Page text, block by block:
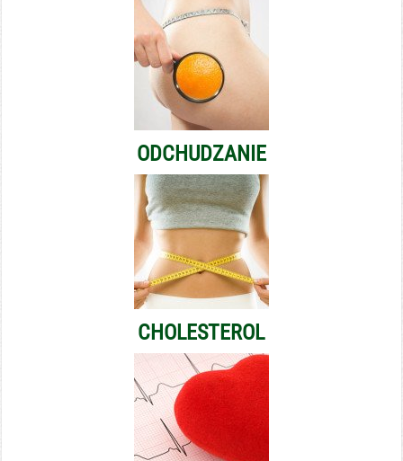
ODCHUDZANIE
CHOLESTEROL